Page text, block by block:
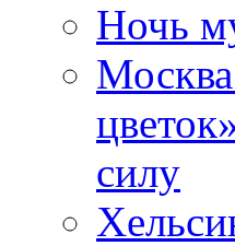
Ночь
силу